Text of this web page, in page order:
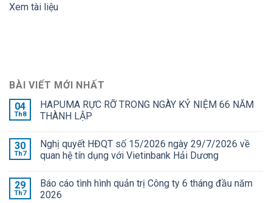
Xem tài liệu
BÀI VIẾT MỚI NHẤT
04
Th8
HAPUMA RỰC RỠ TRONG NGÀY KỶ NIỆM 66 NĂM
THÀNH LẬP
30
Th7
Nghị quyết HĐQT số 15/2026 ngày 29/7/2026 về
quan hệ tín dụng với Vietinbank Hải Dương
29
Th7
Báo cáo tình hình quản trị Công ty 6 tháng đầu năm
2026